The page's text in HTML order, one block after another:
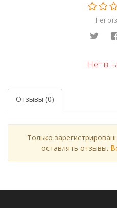
Нет
Нет в
Отзывы (0)
Только
оставлять отзывы.